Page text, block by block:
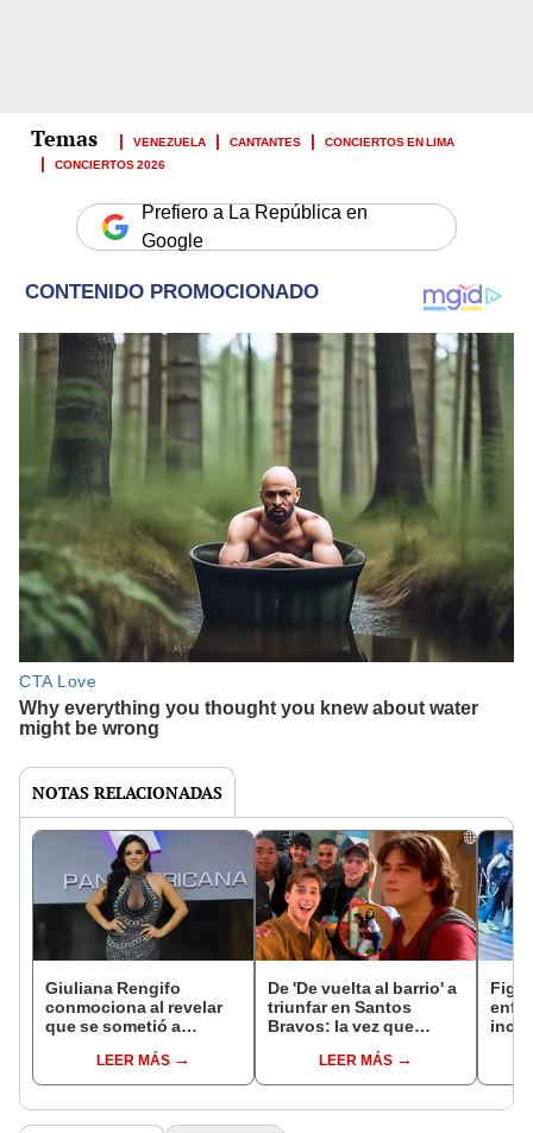
VENEZUELA CANTANTES
CONCIERTOS EN LIMA
CONCIERTOS 2026
Prefiero a La República en
Google
NOTAS RELACIONADAS
Giuliana Rengifo
conmociona al revelar
que se sometió a
“Soy un milagro”
LEER MÁS
De 'De vuelta al barrio' a
triunfar en Santos
Bravos: la vez que
cantante peruano,
actuó en la serie de
LEER MÁS